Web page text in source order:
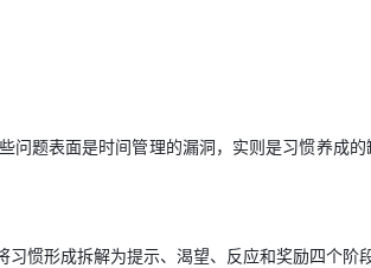
问题表面是时间管理的漏洞，实则是习惯养成的
惯形成拆解为提示、渴望、反应和奖励四个